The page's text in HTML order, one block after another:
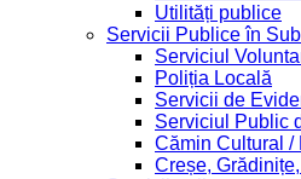
Utilități publice
Servicii Publice în
Serviciul
Poliția Locală
Servicii de
Serviciul Public
Cămin Cultural /
Creșe,